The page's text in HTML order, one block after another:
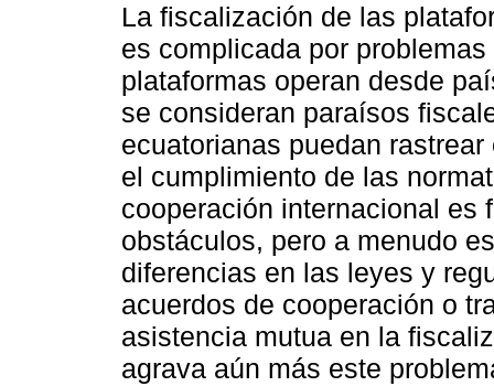
La fiscalización de las
es complicada por
plataformas operan desde
se consideran paraísos
ecuatorianas puedan
el cumplimiento de las
cooperación internacional es
obstáculos, pero a menudo
diferencias en las leyes y
acuerdos de cooperación o
asistencia mutua en la
agrava aún más este